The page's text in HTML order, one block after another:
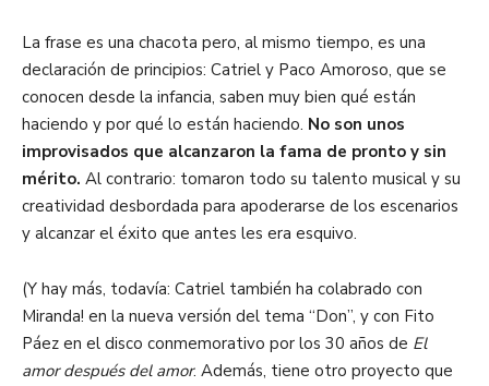
La frase es una chacota pero, al mismo tiempo, es una
declaración de principios: Catriel y Paco Amoroso, que se
conocen desde la infancia, saben muy bien qué están
haciendo y por qué lo están haciendo. No son unos
improvisados que alcanzaron la fama de pronto y sin
mérito. Al contrario: tomaron todo su talento musical y su
creatividad desbordada para apoderarse de los escenarios
y alcanzar el éxito que antes les era esquivo.
(Y hay más, todavía: Catriel también ha colabrado con
Miranda! en la nueva versión del tema “Don”, y con Fito
Páez en el disco conmemorativo por los 30 años de El
amor después del amor. Además, tiene otro proyecto que